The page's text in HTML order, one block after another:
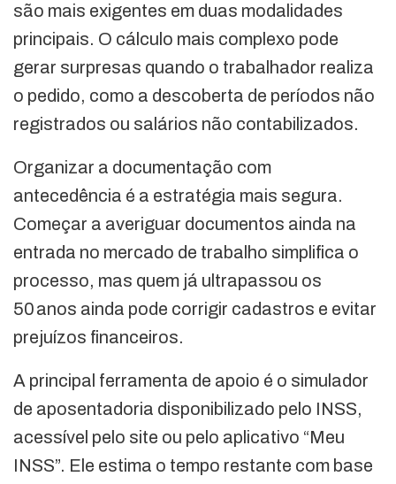
são mais exigentes em duas modalidades
principais. O cálculo mais complexo pode
gerar surpresas quando o trabalhador realiza
o pedido, como a descoberta de períodos não
registrados ou salários não contabilizados.
Organizar a documentação com
antecedência é a estratégia mais segura.
Começar a averiguar documentos ainda na
entrada no mercado de trabalho simplifica o
processo, mas quem já ultrapassou os
50 anos ainda pode corrigir cadastros e evitar
prejuízos financeiros.
A principal ferramenta de apoio é o simulador
de aposentadoria disponibilizado pelo INSS,
acessível pelo site ou pelo aplicativo “Meu
INSS”. Ele estima o tempo restante com base